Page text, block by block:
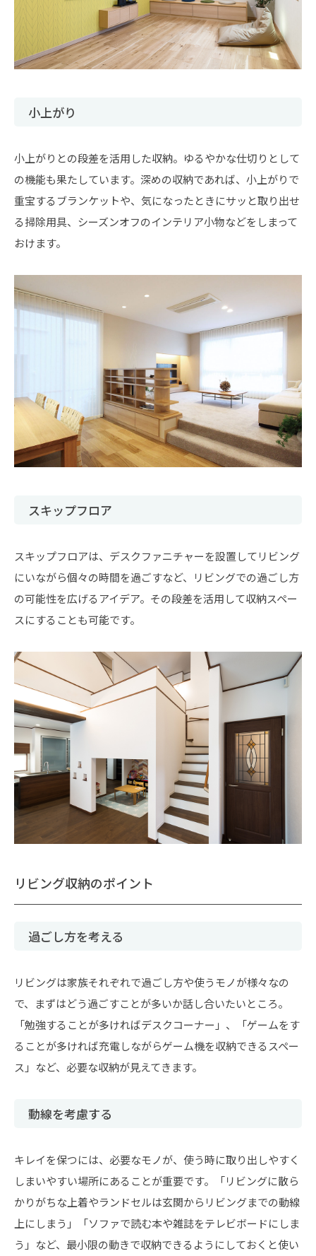
小上がり
小上がりとの段差を活用した収納。ゆるやかな仕切りとして
の機能も果たしています。深めの収納であれば、小上がりで
重宝するブランケットや、気になったときにサッと取り出せ
る掃除用具、シーズンオフのインテリア小物などをしまって
おけます。
スキップフロア
スキップフロアは、デスクファニチャーを設置してリビング
にいながら個々の時間を過ごすなど、リビングでの過ごし方
の可能性を広げるアイデア。その段差を活用して収納スペー
スにすることも可能です。
リビング収納のポイント
過ごし方を考える
リビングは家族それぞれで過ごし方や使うモノが様々なの
で、まずはどう過ごすことが多いか話し合いたいところ。
「勉強することが多ければデスクコーナー」、「ゲームをす
ることが多ければ充電しながらゲーム機を収納できるスペー
ス」など、必要な収納が見えてきます。
動線を考慮する
キレイを保つには、必要なモノが、使う時に取り出しやすく
しまいやすい場所にあることが重要です。「リビングに散ら
かりがちな上着やランドセルは玄関からリビングまでの動線
上にしまう」「ソファで読む本や雑誌をテレビボードにしま
う」など、最小限の動きで収納できるようにしておくと使い